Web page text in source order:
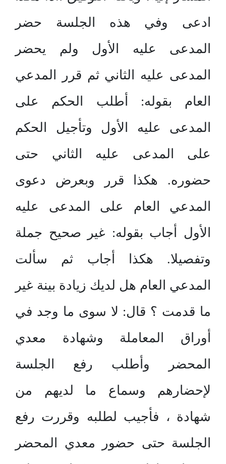
ادعى وفي هذه الجلسة حضر
المدعى عليه الأول ولم يحضر
المدعى عليه الثاني ثم قرر المدعي
العام بقوله: أطلب الحكم على
المدعى عليه الأول وتأجيل الحكم
على المدعى عليه الثاني حتى
حضوره. هكذا قرر وبعرض دعوى
المدعي العام على المدعى عليه
الأول أجاب بقوله: غير صحيح جملة
وتفصيلا. هكذا أجاب ثم سألت
المدعي العام هل لديك زيادة بينة غير
ما قدمت ؟ قال: لا سوى ما وجد في
أوراق المعاملة وشهادة معدي
المحضر وأطلب رفع الجلسة
لإحضارهم وسماع ما لديهم من
شهادة ، فأجيب لطلبه وقررت رفع
الجلسة حتى حضور معدي المحضر